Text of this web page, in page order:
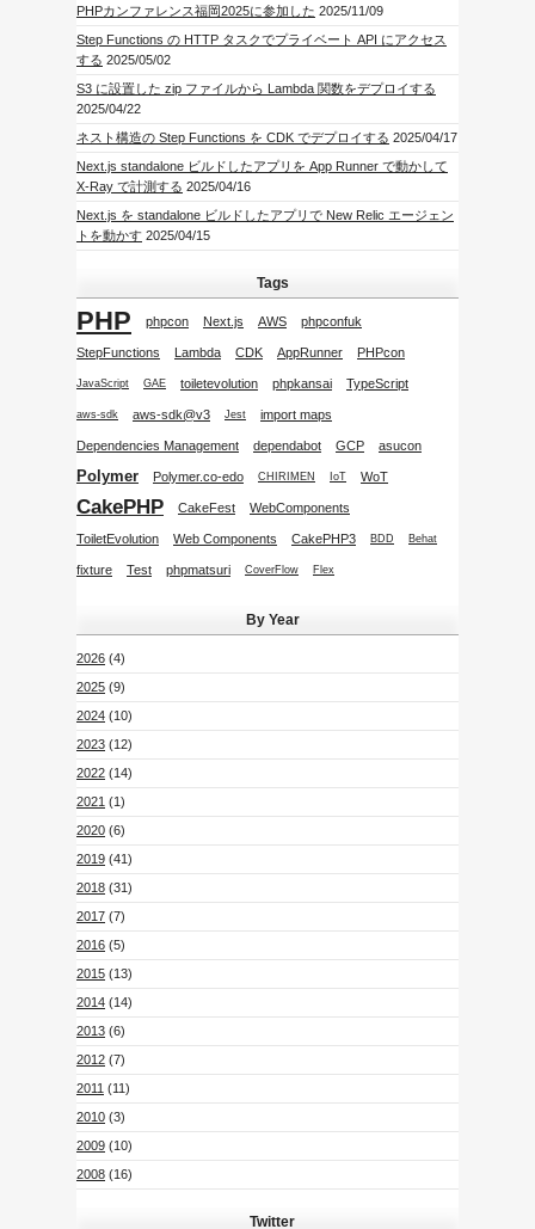
PHPカンファレンス福岡2025に参加した 2025/11/09
Step Functions の HTTP タスクでプライベート API にアクセス
する 2025/05/02
S3 に設置した zip ファイルから Lambda 関数をデプロイする
2025/04/22
ネスト構造の Step Functions を CDK でデプロイする 2025/04/17
Next.js standalone ビルドしたアプリを App Runner で動かして
X-Ray で計測する 2025/04/16
Next.js を standalone ビルドしたアプリで New Relic エージェン
トを動かす 2025/04/15
Tags
PHP phpcon Next.js AWS phpconfuk
StepFunctions Lambda CDK AppRunner PHPcon
JavaScript GAE toiletevolution phpkansai TypeScript
aws-sdk aws-sdk@v3 Jest import maps
Dependencies Management dependabot GCP asucon
Polymer Polymer.co-edo CHIRIMEN IoT WoT
CakePHP CakeFest WebComponents
ToiletEvolution Web Components CakePHP3 BDD Behat
fixture Test phpmatsuri CoverFlow Flex
By Year
2026 (4)
2025 (9)
2024 (10)
2023 (12)
2022 (14)
2021 (1)
2020 (6)
2019 (41)
2018 (31)
2017 (7)
2016 (5)
2015 (13)
2014 (14)
2013 (6)
2012 (7)
2011 (11)
2010 (3)
2009 (10)
2008 (16)
Twitter